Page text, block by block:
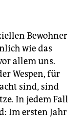
Bewohner
wie das
allem uns.
Wespen, für
sind, sind
In jedem Fall
Im ersten Jahr